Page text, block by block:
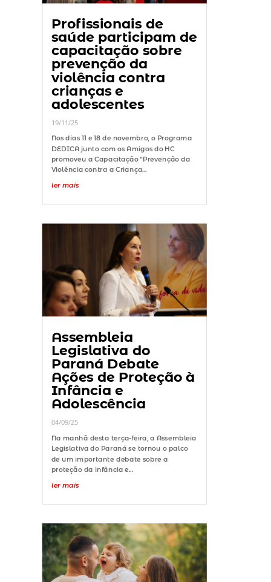
Profissionais de
saúde participam de
capacitação sobre
prevenção da
violência contra
crianças e
adolescentes
19/11/25
Nos dias 11 e 18 de novembro, o Programa
DEDICA junto com os Amigos do HC
promoveu a Capacitação “Prevenção da
Violência contra a Criança...
ler mais
Assembleia
Legislativa do
Paraná Debate
Ações de Proteção à
Infância e
Adolescência
04/09/25
Na manhã desta terça-feira, a Assembleia
Legislativa do Paraná se tornou o palco
de um importante debate sobre a
proteção da infância e...
ler mais